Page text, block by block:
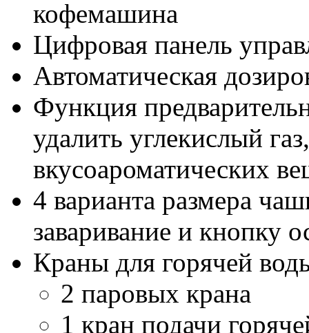
кофемашина
Цифровая панель
Автоматическая
Функция
удалить углекислый
вкусоароматических
4 варианта размера
заваривание и кнопку
Краны для горячей
2 паровых крана
1 кран подачи